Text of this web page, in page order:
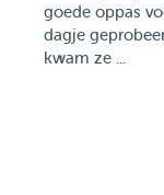
goede oppas
dagje
kwam ze ...